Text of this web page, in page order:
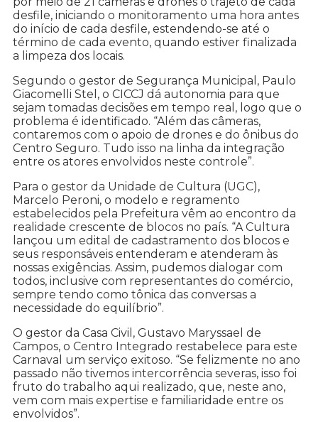
desfile, iniciando o monitoramento uma hora antes
do início de cada desfile, estendendo-se até o
término de cada evento, quando estiver finalizada
a limpeza dos locais.
Segundo o gestor de Segurança Municipal, Paulo
Giacomelli Stel, o CICCJ dá autonomia para que
sejam tomadas decisões em tempo real, logo que o
problema é identificado. “Além das câmeras,
contaremos com o apoio de drones e do ônibus do
Centro Seguro. Tudo isso na linha da integração
entre os atores envolvidos neste controle”.
Para o gestor da Unidade de Cultura (UGC),
Marcelo Peroni, o modelo e regramento
estabelecidos pela Prefeitura vêm ao encontro da
realidade crescente de blocos no país. “A Cultura
lançou um edital de cadastramento dos blocos e
seus responsáveis entenderam e atenderam às
nossas exigências. Assim, pudemos dialogar com
todos, inclusive com representantes do comércio,
sempre tendo como tônica das conversas a
necessidade do equilíbrio”.
O gestor da Casa Civil, Gustavo Maryssael de
Campos, o Centro Integrado restabelece para este
Carnaval um serviço exitoso. “Se felizmente no ano
passado não tivemos intercorrência severas, isso foi
fruto do trabalho aqui realizado, que, neste ano,
vem com mais expertise e familiaridade entre os
envolvidos”.